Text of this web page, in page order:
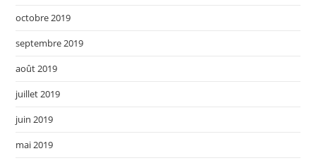
octobre 2019
septembre 2019
août 2019
juillet 2019
juin 2019
mai 2019